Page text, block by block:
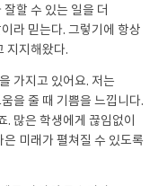
할 수 있는 일을 더
라 믿는다. 그렇기에 항상
지지해왔다.
가지고 있어요. 저는
을 줄 때 기쁨을 느낍니다.
많은 학생에게 끊임없이
미래가 펼쳐질 수 있도록